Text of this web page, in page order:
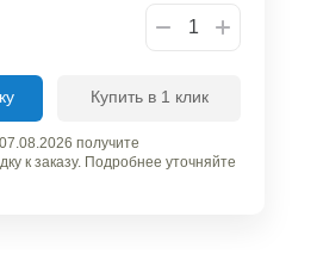
Купить в 1 клик
получите
к заказу. Подробнее уточняйте